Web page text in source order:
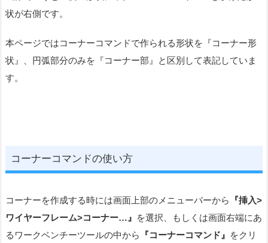
状が右側です。
本ページではコーナーコマンドで作られる形状を『コーナー形
状』、円弧部分のみを『コーナー部』と区別して表記していま
す。
コーナーコマンドの使い方
コーナーを作成する時には画面上部のメニューバーから 『挿入>
ワイヤーフレーム>コーナー… 』 を選択、もしくは画面右端にあ
るワークベンチーツールの中から
『コーナーコマンド』 をクリ